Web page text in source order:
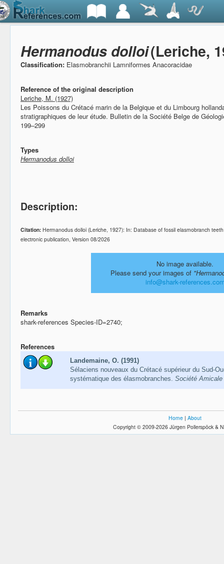
Hermanodus dolloi(Leriche,
Classification: Elasmobranchii Lamniformes Anacoracidae
Reference of the original description
Leriche, M. (1927)
Les Poissons du Crétacé marin de la Belgique et du Limbourg
stratigraphiques de leur étude. Bulletin de la Société Belge de
199–299
Types
Hermanodus dolloi
Description:
Citation: Hermanodus dolloi (Leriche, 1927): In: Database of fossil elasmobranch
electronic publication, Version 08/2026
No image available.
Please send your images of
info@shark-
Remarks
shark-references Species-ID=2740;
References
Landemaine, O. (1991)
Sélaciens nouveaux du Crétacé supérieur du Sud-
systématique des élasmobranches. Société
Home | About
Copyright © 2009-2026 Jürgen Pollerspöck &